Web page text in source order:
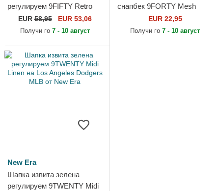
регулируем 9FIFTY Retro
Crown Wool Pinstripe на Los
Angeles Dodgers MLB от
EUR58,95 EUR 53,06
Получи го 7 - 10 август
снапбек 9FORTY Mesh
Flawless на Los Angeles
Dodgers MLB от New Era
EUR 22,95
Получи го 7 - 10 август
New Era
Шапка извита зелена
регулируем 9TWENTY Midi